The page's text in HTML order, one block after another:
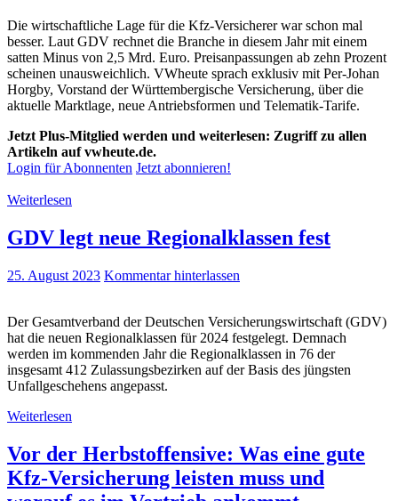
Die wirtschaftliche Lage für die Kfz-Versicherer war schon mal
besser. Laut GDV rechnet die Branche in diesem Jahr mit einem
satten Minus von 2,5 Mrd. Euro. Preisanpassungen ab zehn Prozent
scheinen unausweichlich. VWheute sprach exklusiv mit Per-Johan
Horgby, Vorstand der Württembergische Versicherung, über die
aktuelle Marktlage, neue Antriebsformen und Telematik-Tarife.
Jetzt Plus-Mitglied werden und weiterlesen: Zugriff zu allen
Artikeln auf vwheute.de.
Login für Abonnenten Jetzt abonnieren!
Weiterlesen
GDV legt neue Regionalklassen fest
25. August 2023 Kommentar hinterlassen
Der Gesamtverband der Deutschen Versicherungswirtschaft (GDV)
hat die neuen Regionalklassen für 2024 festgelegt. Demnach
werden im kommenden Jahr die Regionalklassen in 76 der
insgesamt 412 Zulassungsbezirken auf der Basis des jüngsten
Unfallgeschehens angepasst.
Weiterlesen
Vor der Herbstoffensive: Was eine gute
Kfz-Versicherung leisten muss und